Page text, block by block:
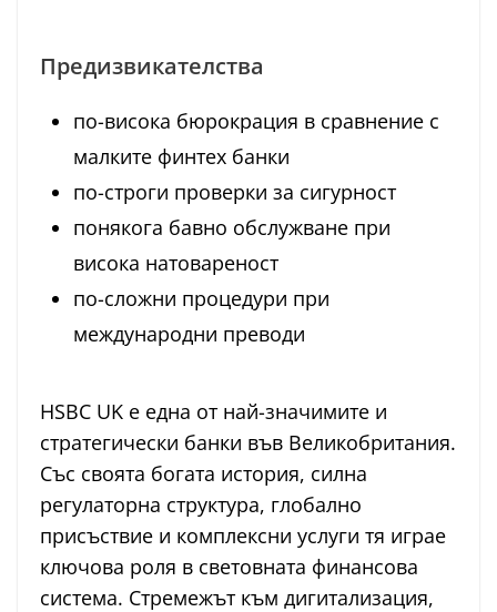
Предизвикателства
по-висока бюрокрация в сравнение с
малките финтех банки
по-строги проверки за сигурност
понякога бавно обслужване при
висока натовареност
по-сложни процедури при
международни преводи
HSBC UK е една от най-значимите и
стратегически банки във Великобритания.
Със своята богата история, силна
регулаторна структура, глобално
присъствие и комплексни услуги тя играе
ключова роля в световната финансова
система. Стремежът към дигитализация,